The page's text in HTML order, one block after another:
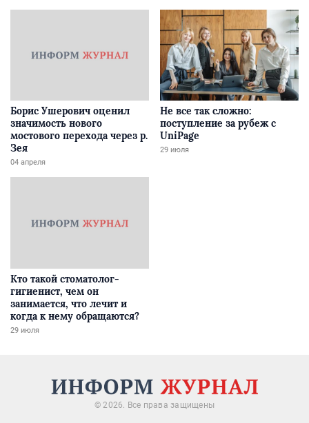
Борис Ушерович оценил
значимость нового
мостового перехода через р.
Зея
04 апреля
Не все так сложно:
поступление за рубеж с
UniPage
29 июля
Кто такой стоматолог-
гигиенист, чем он
занимается, что лечит и
когда к нему обращаются?
29 июля
© 2026. Все права защищены